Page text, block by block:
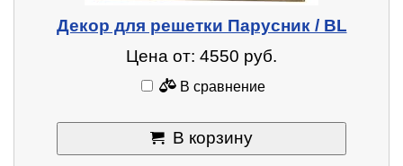
Декор для решетки Парусник / BL
Цена от: 4550 руб.
В сравнение
В корзину